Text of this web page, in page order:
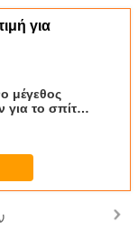
για
μέγεθος
για το σπίτι